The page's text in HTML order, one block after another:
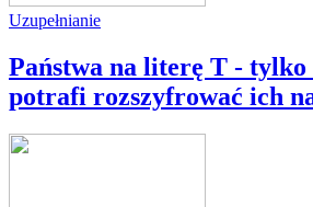
Uzupełnianie
Państwa na literę T - tylko
potrafi rozszyfrować ich